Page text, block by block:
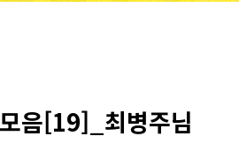
음[19]_최병주님